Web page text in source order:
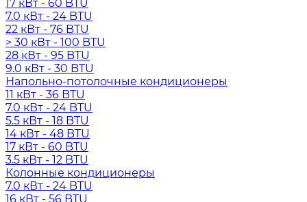
17 кВт - 60 BTU
7.0 кВт - 24 BTU
22 кВт - 76 BTU
> 30 кВт - 100 BTU
28 кВт - 95 BTU
9.0 кВт - 30 BTU
Напольно-потолочные кондиционеры
11 кВт - 36 BTU
7.0 кВт - 24 BTU
5.5 кВт - 18 BTU
14 кВт - 48 BTU
17 кВт - 60 BTU
3.5 кВт - 12 BTU
Колонные кондиционеры
7.0 кВт - 24 BTU
16 кВт - 56 BTU